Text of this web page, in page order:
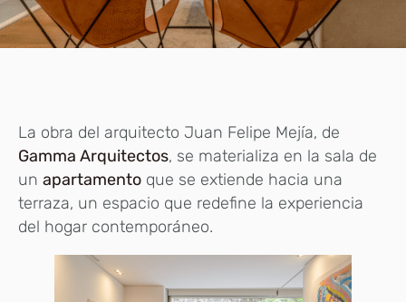
La obra del arquitecto Juan Felipe Mejía, de
Gamma Arquitectos, se materializa en la sala de
un apartamento que se extiende hacia una
terraza, un espacio que redefine la experiencia
del hogar contemporáneo.